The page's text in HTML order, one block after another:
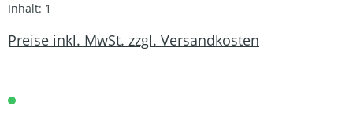
Inhalt: 1
Preise inkl. MwSt. zzgl. Versandkosten